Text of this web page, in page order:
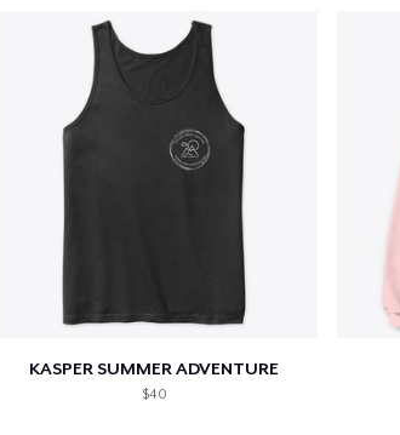
KASPER SUMMER ADVENTURE
$40
Unisex Classic Pullover Hoodie
US$ 38,99
Unisex Classic Crewneck Sweatshirt
Classic Long Sleeve Tee